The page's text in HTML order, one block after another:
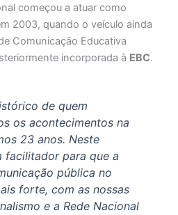
começou a atuar como
2003, quando o veículo ainda
Comunicação Educativa
incorporada à EBC.
de quem
os acontecimentos na
23 anos. Neste
facilitador para que a
pública no
forte, com as nossas
e a Rede Nacional